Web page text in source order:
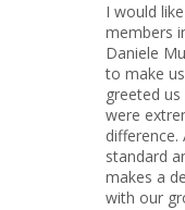
I would
members
Daniele
to make
greeted
were
standard
makes a
with our